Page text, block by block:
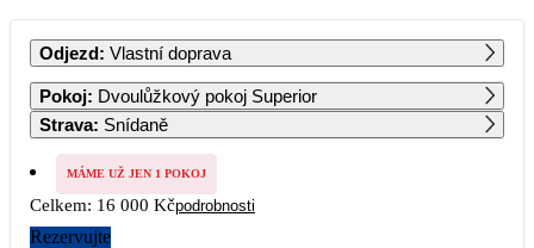
PO ÚT ST ČT PÁ SO NE
1 2 3 4 5 6
7 8 9 10 11 12 13
14
8 000
15 16
Odjezd: Vlastní doprava
Pokoj: Dvoulůžkový pokoj Superior
Strava: Snídaně
MÁME UŽ JEN 1 POKOJ
Celkem: 16 000 Kčpodrobnosti
Rezervujte